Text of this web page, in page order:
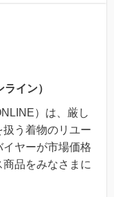
イン）
）は、厳し
う着物のリユー
ヤーが市場価格
品をみなさまに